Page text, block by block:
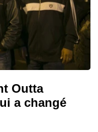
Outta
a changé